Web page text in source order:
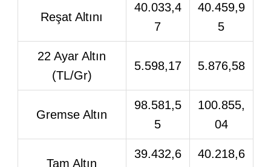
Reşat Altını
40.033,4
7
40.459,9
5
22 Ayar Altın
(TL/Gr)
5.598,17 5.876,58
Gremse Altın
98.581,5
5
100.855,
04
Tam Altın
39.432,6
40.218,6